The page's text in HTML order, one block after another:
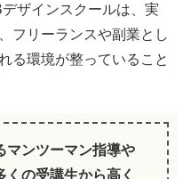
ザインスクールは、実
フリーランスや副業とし
る環境が整っていること
マンツーマン指導や
の受講生から高く